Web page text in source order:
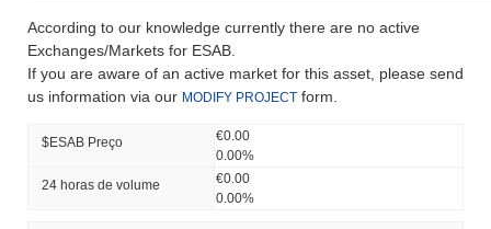
According to our knowledge currently there are no active
Exchanges/Markets for ESAB.
If you are aware of an active market for this asset, please send
us information via our MODIFY PROJECT form.
$ESAB Preço
€0.00
0.00%
24 horas de volume
€0.00
0.00%